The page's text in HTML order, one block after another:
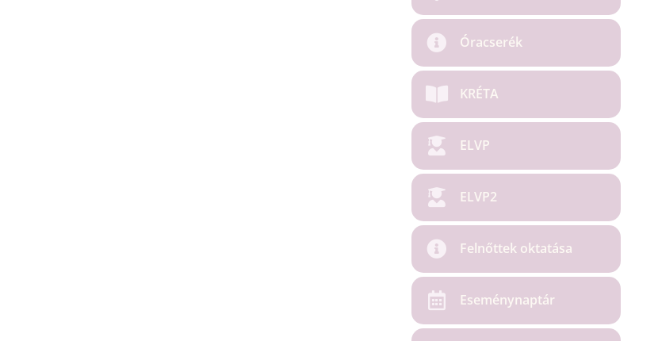
Óracserék
KRÉTA
ELVP
ELVP2
Felnőttek oktatása
Eseménynaptár